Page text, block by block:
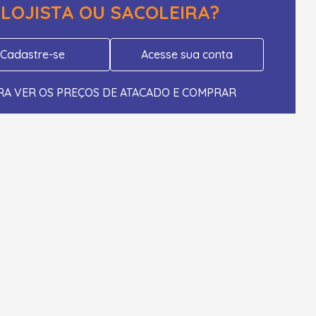
LOJISTA OU SACOLEIRA?
Cadastre-se Acesse sua conta
VER OS PREÇOS DE ATACADO E COMPRAR